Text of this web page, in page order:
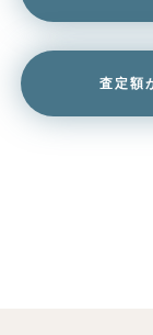
査定額